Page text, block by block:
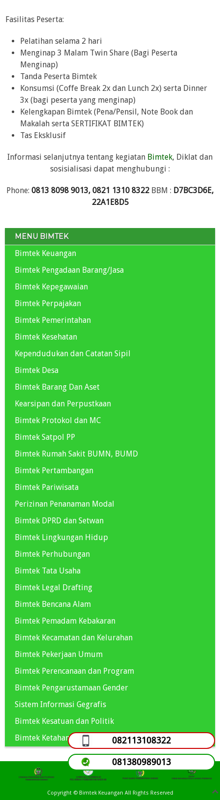
Fasilitas Peserta:
Pelatihan selama 2 hari
Menginap 3 Malam Twin Share (Bagi Peserta
Menginap)
Tanda Peserta Bimtek
Konsumsi (Coffe Break 2x dan Lunch 2x) serta Dinner
3x (bagi peserta yang menginap)
Kelengkapan Bimtek (Pena/Pensil, Note Book dan
Makalah serta SERTIFIKAT BIMTEK)
Tas Eksklusif
Informasi selanjutnya tentang kegiatan Bimtek, Diklat dan
sosisialisasi dapat menghubungi :
Phone: 0813 8098 9013, 0821 1310 8322 BBM : D7BC3D6E,
22A1E8D5
MENU BIMTEK
Bimtek Keuangan
Bimtek Pengadaan Barang/Jasa
Bimtek Kepegawaian
Bimtek Perpajakan
Bimtek Pemerintahan
Bimtek Kesehatan
Kependudukan dan Catatan Sipil
Bimtek Desa
Bimtek Barang Dan Aset
Kearsipan dan Perpustkaan
Bimtek Protokol dan MC
Bimtek Satpol PP
Bimtek Rumah Sakit BUMN, BUMD
Bimtek Pertambangan
Bimtek Pariwisata
Perizinan Penanaman Modal
Bimtek DPRD dan Setwan
Bimtek Lingkungan Hidup
Bimtek Perhubungan
Bimtek Tata Usaha
Bimtek Legal Drafting
Bimtek Bencana Alam
Bimtek Pemadam Kebakaran
Bimtek Kecamatan dan Kelurahan
Bimtek Pekerjaan Umum
Bimtek Perencanaan dan Program
Bimtek Pengarustamaan Gender
Sistem Informasi Gegrafis
Bimtek Kesatuan dan Politik
Bimtek Ketahanan Pangan
082113108322
081380989013
Copyright © Bimtek Keuangan All Rights Reserved